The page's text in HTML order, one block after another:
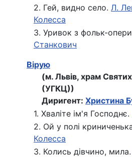
2. Гей, видно село. Л.
Колесса
3. Уривок з фольк-опери
Станкович
Вірую
(м. Львів, храм
(УГКЦ))
Диригент: Христина
1. Хваліте ім'я Господнє.
2. Ой у полі
Колесса
3. Колись дівчино, мила.